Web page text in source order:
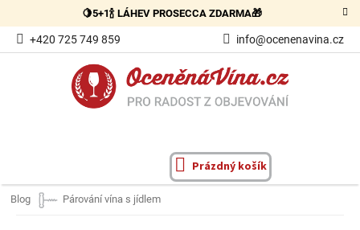
obsah
🍋5+1🍾 LÁHEV PROSECCA ZDARMA🎁
+420 725 749 859 info@ocenenavina.cz
NÁKUPNÍ
Prázdný košík
Blog Párování vína s jídlem